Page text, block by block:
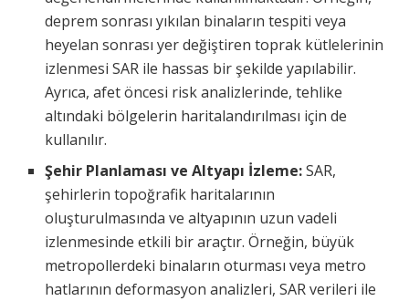
deprem sonrası yıkılan binaların tespiti veya
heyelan sonrası yer değiştiren toprak kütlelerinin
izlenmesi SAR ile hassas bir şekilde yapılabilir.
Ayrıca, afet öncesi risk analizlerinde, tehlike
altındaki bölgelerin haritalandırılması için de
kullanılır.
Şehir Planlaması ve Altyapı İzleme:SAR,
şehirlerin topoğrafik haritalarının
oluşturulmasında ve altyapının uzun vadeli
izlenmesinde etkili bir araçtır. Örneğin, büyük
metropollerdeki binaların oturması veya metro
hatlarının deformasyon analizleri, SAR verileri ile